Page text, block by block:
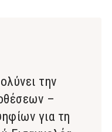
την
–
για τη